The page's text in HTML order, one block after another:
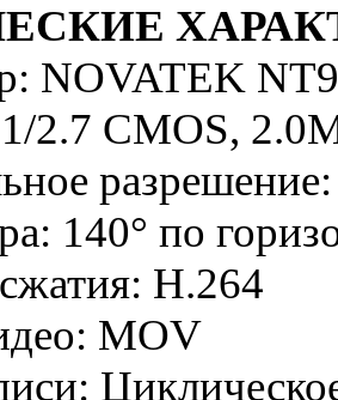
NOVATEK
2.7 CMOS,
140° по
H.264
MOV